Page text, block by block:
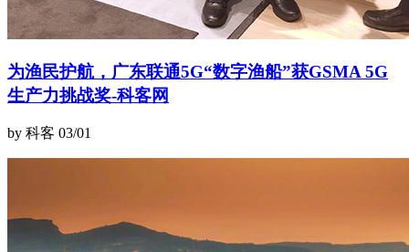
为渔民护航，广东联通5G“数字渔船”获GSMA 5G
生产力挑战奖-科客网
by 科客 03/01